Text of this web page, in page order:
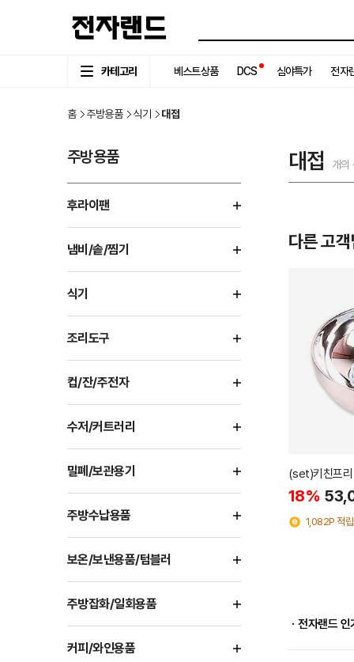
카테고리 베스트상품 DCS 심야특가 전자
홈 주방용품 식기 대접
주방용품
후라이팬
냄비/솥/찜기
식기
조리도구
컵/잔/주전자
수저/커트러리
밀폐/보관용기
주방수납용품
보온/보낸용품/텀블러
주방잡화/일회용품
커피/와인용품
대접 개의
다른 고
(set)키친프
18%
1,082P 적립
ㆍ전자랜드 인